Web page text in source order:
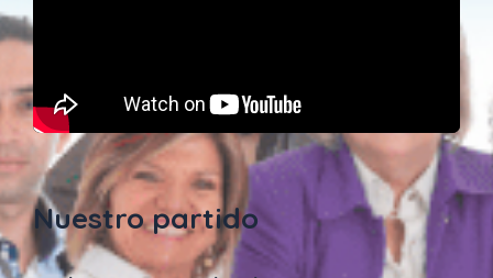
Nuestro partido